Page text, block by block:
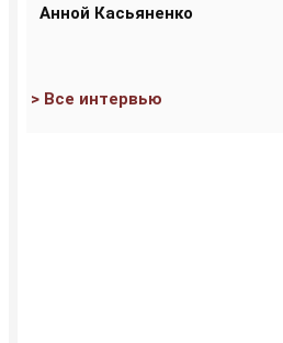
Анной Касьяненко
> Все интервью